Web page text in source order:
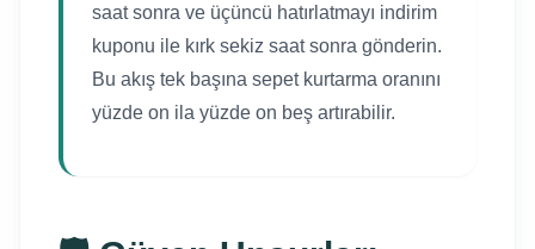
saat sonra ve üçüncü hatırlatmayı indirim
kuponu ile kırk sekiz saat sonra gönderin.
Bu akış tek başına sepet kurtarma oranını
yüzde on ila yüzde on beş artırabilir.